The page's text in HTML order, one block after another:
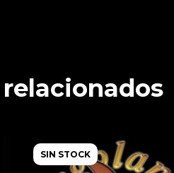
SIN STOCK